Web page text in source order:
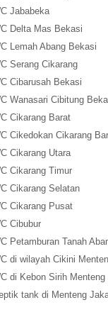
Jababeka
Delta Mas Bekasi
Lemah Abang Bekasi
Serang Cikarang
Cibarusah Bekasi
Wanasari Cibitung
Cikarang Barat
Cikedokan Cikarang
Cikarang Utara
Cikarang Timur
Cikarang Selatan
Cikarang Pusat
Cibubur
Petamburan Tanah
di wilayah Cikini
di Kebon Sirih
tank di Menteng